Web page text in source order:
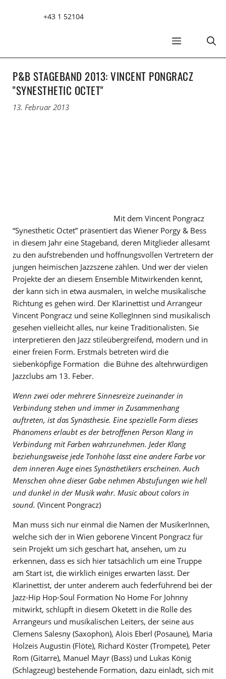
+43 1 52104
MENÜ
P&B STAGEBAND 2013: VINCENT PONGRACZ
"SYNESTHETIC OCTET"
13. Februar 2013
Mit dem Vincent Pongracz
“Synesthetic Octet” präsentiert das Wiener Porgy & Bess
in diesem Jahr eine Stageband, deren Mitglieder allesamt
zu den aufstrebenden und hoffnungsvollen Vertretern der
jungen heimischen Jazzszene zählen. Und wer der vielen
Projekte der an diesem Ensemble Mitwirkenden kennt,
der kann sich in etwa ausmalen, in welche musikalische
Richtung es gehen wird. Der Klarinettist und Arrangeur
Vincent Pongracz und seine KollegInnen sind musikalisch
gesehen vielleicht alles, nur keine Traditionalisten. Sie
interpretieren den Jazz stileübergreifend, modern und in
einer freien Form. Erstmals betreten wird die
siebenköpfige Formation die Bühne des altehrwürdigen
Jazzclubs am 13. Feber.
Wenn zwei oder mehrere Sinnesreize zueinander in
Verbindung stehen und immer in Zusammenhang
auftreten, ist das Synästhesie. Eine spezielle Form dieses
Phänomens erlaubt es der betroffenen Person Klang in
Verbindung mit Farben wahrzunehmen. Jeder Klang
beziehungsweise jede Tonhöhe lässt eine andere Farbe vor
dem inneren Auge eines Synästhetikers erscheinen. Auch
Menschen ohne dieser Gabe nehmen Abstufungen wie hell
und dunkel in der Musik wahr. Music about colors in
sound. (Vincent Pongracz)
Man muss sich nur einmal die Namen der MusikerInnen,
welche sich der in Wien geborene Vincent Pongracz für
sein Projekt um sich geschart hat, ansehen, um zu
erkennen, dass es sich hier tatsächlich um eine Truppe
am Start ist, die wirklich einiges erwarten lässt. Der
Klarinettist, der unter anderem auch federführend bei der
Jazz-Hip Hop-Soul Formation No Home For Johnny
mitwirkt, schlüpft in diesem Oketett in die Rolle des
Arrangeurs und musikalischen Leiters, der seine aus
Clemens Salesny (Saxophon), Alois Eberl (Posaune), Maria
Holzeis Augustin (Flöte), Richard Köster (Trompete), Peter
Rom (Gitarre), Manuel Mayr (Bass) und Lukas König
(Schlagzeug) bestehende Formation, dazu einlädt, sich mit